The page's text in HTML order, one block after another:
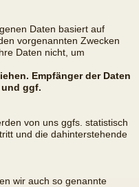
Daten basiert auf
vorgenannten Zwecken
Daten nicht, um
Empfänger der Daten
ggf.
von uns ggfs. statistisch
und die dahinterstehende
wir auch so genannte